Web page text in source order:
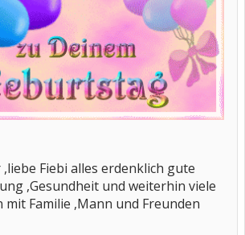
Fiebi alles erdenklich gute
,Gesundheit und weiterhin viele
mit Familie ,Mann und Freunden